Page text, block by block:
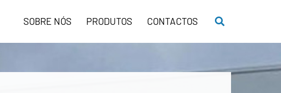
SOBRE NÓS PRODUTOS CONTACTOS